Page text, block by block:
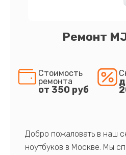
Ремонт
Стоимость
ремонта
от 350 руб
Добро пожаловать в наш
ноутбуков в Москве. Мы